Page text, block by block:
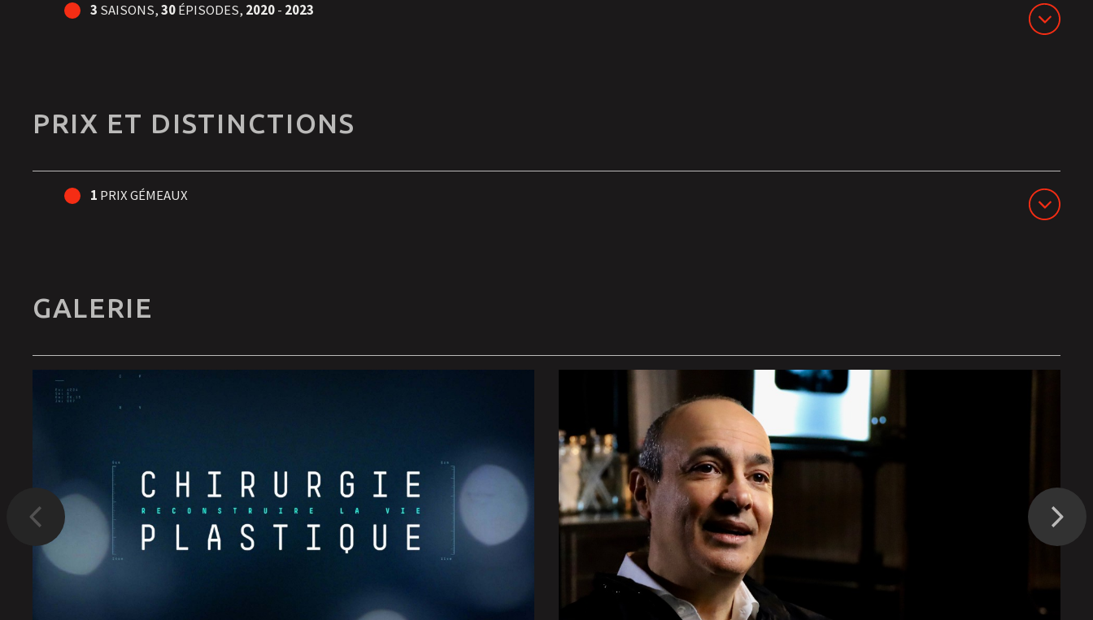
3 SAISONS,30ÉPISODES, 2020- 2023
PRIX ET DISTINCTIONS
1 PRIX GÉMEAUX
GALERIE
Précédent Suivant